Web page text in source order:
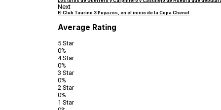
Next
El Club Taurino 3 Puyazos, en el inicio de la Copa Chenel
Average Rating
5 Star
0%
4 Star
0%
3 Star
0%
2 Star
0%
1 Star